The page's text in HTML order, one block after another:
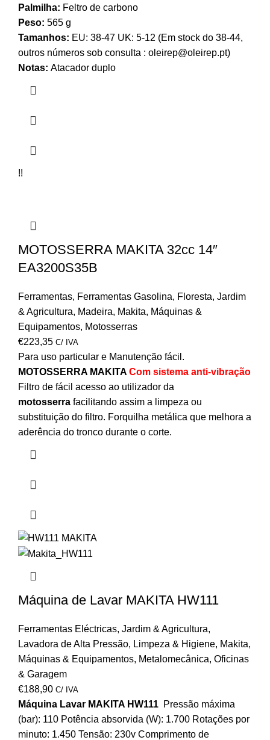
Palmilha: Feltro de carbono
Peso: 565 g
Tamanhos: EU: 38-47 UK: 5-12 (Em stock do 38-44,
outros números sob consulta : oleirep@oleirep.pt)
Notas: Atacador duplo
!!
MOTOSSERRA MAKITA 32cc 14″
EA3200S35B
Ferramentas, Ferramentas Gasolina, Floresta, Jardim
& Agricultura, Madeira, Makita, Máquinas &
Equipamentos, Motosserras
€223,35 C/ IVA
Para uso particular e Manutenção fácil.
MOTOSSERRA MAKITA Com sistema anti-vibração
Filtro de fácil acesso ao utilizador da
motosserra facilitando assim a limpeza ou
substituição do filtro. Forquilha metálica que melhora a
aderência do tronco durante o corte.
Máquina de Lavar MAKITA HW111
Ferramentas Eléctricas, Jardim & Agricultura,
Lavadora de Alta Pressão, Limpeza & Higiene, Makita,
Máquinas & Equipamentos, Metalomecânica, Oficinas
& Garagem
€188,90 C/ IVA
Máquina Lavar MAKITA HW111 Pressão máxima
(bar): 110 Potência absorvida (W): 1.700 Rotações por
minuto: 1.450 Tensão: 230v Comprimento de